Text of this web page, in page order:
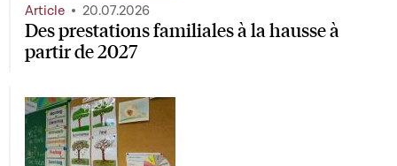
Des prestations familiales à la hausse à
partir de 2027
Article 20.07.2026